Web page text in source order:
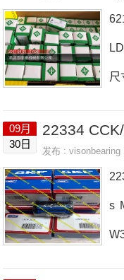
尺
09月
30日
发布 :visonbearing
s